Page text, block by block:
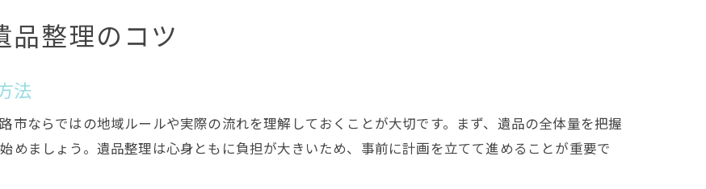
初めての遺品整理もスムーズに進む方法
初めての遺品整理で戸惑わない手順解説
遺品整理の計画を立てるタイミングと手順
品整理のコツ
法
市ならではの地域ルールや実際の流れを理解しておくことが大切です。まず、遺品の全体量を把握
めましょう。遺品整理は心身ともに負担が大きいため、事前に計画を立てて進めることが重要で